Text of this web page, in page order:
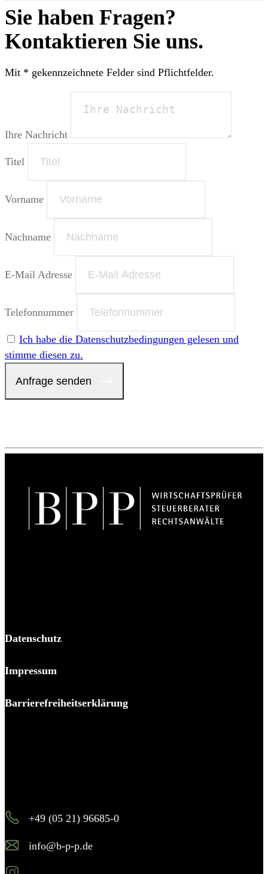
Sie haben Fragen?
Kontaktieren Sie uns.
Mit * gekennzeichnete Felder sind Pflichtfelder.
Ihre Nachricht
Titel
Vorname
Nachname
E-Mail Adresse
Telefonnummer
Ich habe die Datenschutzbedingungen gelesen und
stimme diesen zu.
Anfrage senden
Datenschutz
Impressum
Barrierefreiheitserklärung
+49 (05 21) 96685-0
info@b-p-p.de